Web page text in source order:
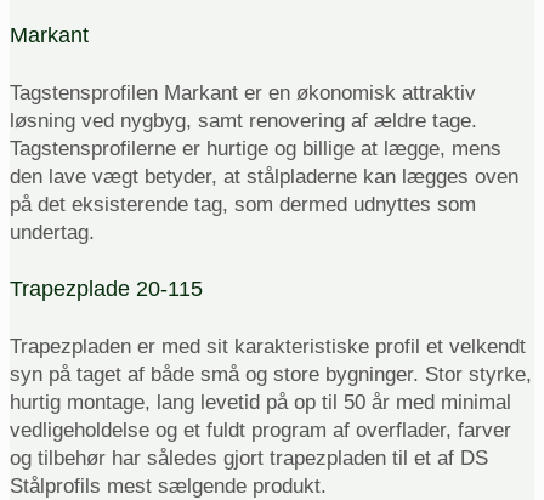
Markant
Tagstensprofilen Markant er en økonomisk attraktiv
løsning ved nygbyg, samt renovering af ældre tage.
Tagstensprofilerne er hurtige og billige at lægge, mens
den lave vægt betyder, at stålpladerne kan lægges oven
på det eksisterende tag, som dermed udnyttes som
undertag.
Trapezplade 20-115
Trapezpladen er med sit karakteristiske profil et velkendt
syn på taget af både små og store bygninger. Stor styrke,
hurtig montage, lang levetid på op til 50 år med minimal
vedligeholdelse og et fuldt program af overflader, farver
og tilbehør har således gjort trapezpladen til et af DS
Stålprofils mest sælgende produkt.